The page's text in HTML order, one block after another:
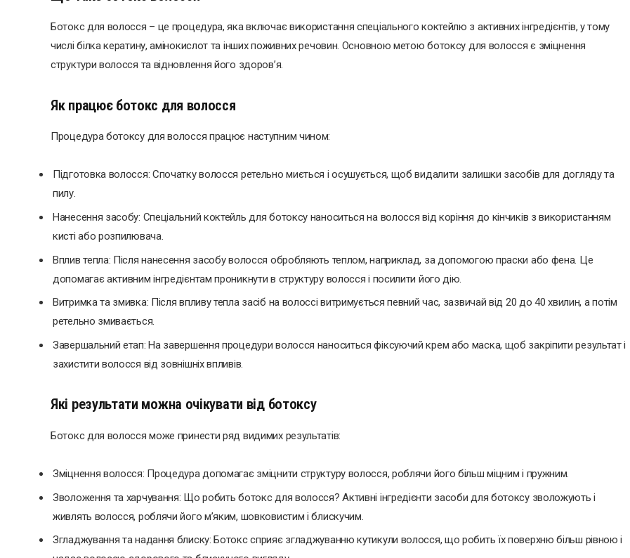
Ботокс для волосся – це процедура, яка включає використання спеціального коктейлю з активних інгредієнтів, у тому
числі білка кератину, амінокислот та інших поживних речовин. Основною метою ботоксу для волосся є зміцнення
структури волосся та відновлення його здоров’я.
Як працює ботокс для волосся
Процедура ботоксу для волосся працює наступним чином:
Підготовка волосся: Спочатку волосся ретельно миється і осушується, щоб видалити залишки засобів для догляду та
пилу.
Нанесення засобу: Спеціальний коктейль для ботоксу наноситься на волосся від коріння до кінчиків з використанням
кисті або розпилювача.
Вплив тепла: Після нанесення засобу волосся обробляють теплом, наприклад, за допомогою праски або фена. Це
допомагає активним інгредієнтам проникнути в структуру волосся і посилити його дію.
Витримка та змивка: Після впливу тепла засіб на волоссі витримується певний час, зазвичай від 20 до 40 хвилин, а потім
ретельно змивається.
Завершальний етап: На завершення процедури волосся наноситься фіксуючий крем або маска, щоб закріпити результат і
захистити волосся від зовнішніх впливів.
Які результати можна очікувати від ботоксу
Ботокс для волосся може принести ряд видимих результатів:
Зміцнення волосся: Процедура допомагає зміцнити структуру волосся, роблячи його більш міцним і пружним.
Зволоження та харчування: Що робить ботокс для волосся? Активні інгредієнти засоби для ботоксу зволожують і
живлять волосся, роблячи його м’яким, шовковистим і блискучим.
Згладжування та надання блиску: Ботокс сприяє згладжуванню кутикули волосся, що робить їх поверхню більш рівною і